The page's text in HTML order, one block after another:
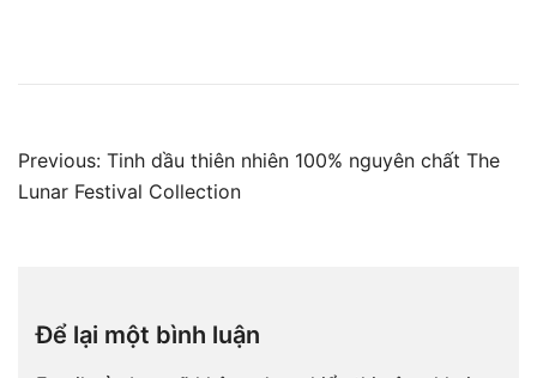
Điều
hướng
Previous: Tinh dầu thiên nhiên 100% nguyên chất The
Lunar Festival Collection
Để lại một bình luận